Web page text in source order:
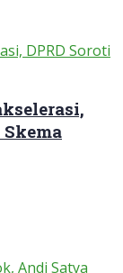
Skema